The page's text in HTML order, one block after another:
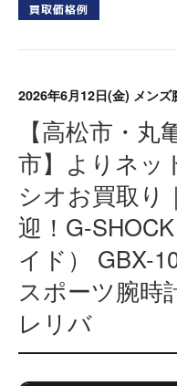
買取価格例
2026年6月12日(金) メンズ
【高松市・丸
市】よりネッ
シオお買取り
迎！G-
イド） GBX-
スポーツ腕時
レリバ